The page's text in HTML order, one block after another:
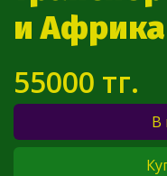
и
55000 тг.
В